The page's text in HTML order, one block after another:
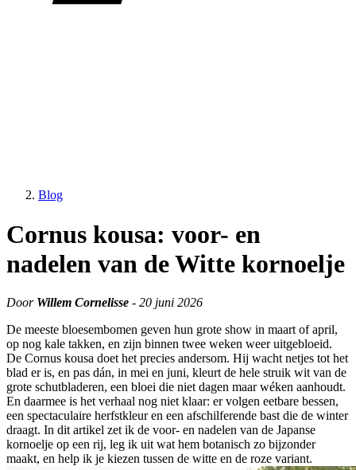
Blog
Cornus kousa: voor- en
nadelen van de Witte kornoelje
Door Willem Cornelisse - 20 juni 2026
De meeste bloesembomen geven hun grote show in maart of april,
op nog kale takken, en zijn binnen twee weken weer uitgebloeid.
De Cornus kousa doet het precies andersom. Hij wacht netjes tot het
blad er is, en pas dán, in mei en juni, kleurt de hele struik wit van de
grote schutbladeren, een bloei die niet dagen maar wéken aanhoudt.
En daarmee is het verhaal nog niet klaar: er volgen eetbare bessen,
een spectaculaire herfstkleur en een afschilferende bast die de winter
draagt. In dit artikel zet ik de voor- en nadelen van de Japanse
kornoelje op een rij, leg ik uit wat hem botanisch zo bijzonder
maakt, en help ik je kiezen tussen de witte en de roze variant.